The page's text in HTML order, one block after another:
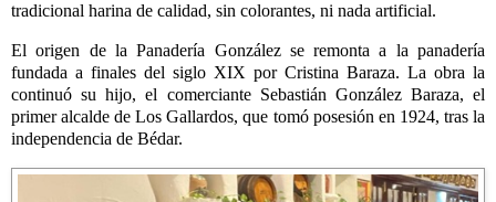
tradicional harina de calidad, sin colorantes, ni nada artificial.
El origen de la Panadería González se remonta a la panadería
fundada a finales del siglo XIX por Cristina Baraza. La obra la
continuó su hijo, el comerciante Sebastián González Baraza, el
primer alcalde de Los Gallardos, que tomó posesión en 1924, tras la
independencia de Bédar.